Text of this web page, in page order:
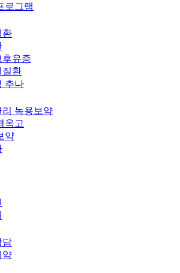
로그램
환
후유증
질환
추나
리 녹용보약
옥고
약
담
약